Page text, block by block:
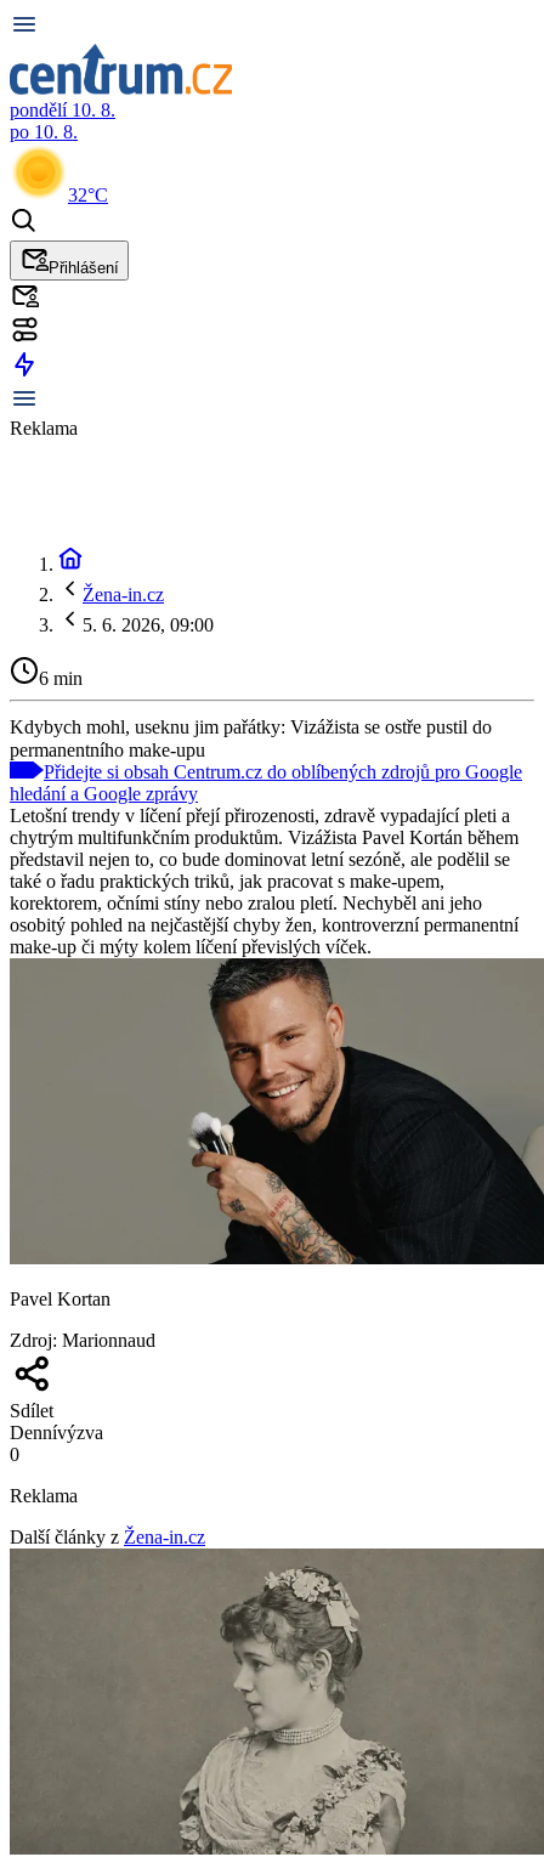
pondělí 10. 8.
po 10. 8.
32°C
Přihlášení
Reklama
Žena-in.cz
5. 6. 2026, 09:00
6 min
Kdybych mohl, useknu jim pařátky: Vizážista se ostře pustil do
permanentního make-upu
Přidejte si obsah Centrum.cz do oblíbených zdrojů pro Google
hledání a Google zprávy
Letošní trendy v líčení přejí přirozenosti, zdravě vypadající pleti a
chytrým multifunkčním produktům. Vizážista Pavel Kortán během
představil nejen to, co bude dominovat letní sezóně, ale podělil se
také o řadu praktických triků, jak pracovat s make-upem,
korektorem, očními stíny nebo zralou pletí. Nechyběl ani jeho
osobitý pohled na nejčastější chyby žen, kontroverzní permanentní
make-up či mýty kolem líčení převislých víček.
Pavel Kortan
Zdroj: Marionnaud
Sdílet
Dennívýzva
0
Reklama
Další články z Žena-in.cz